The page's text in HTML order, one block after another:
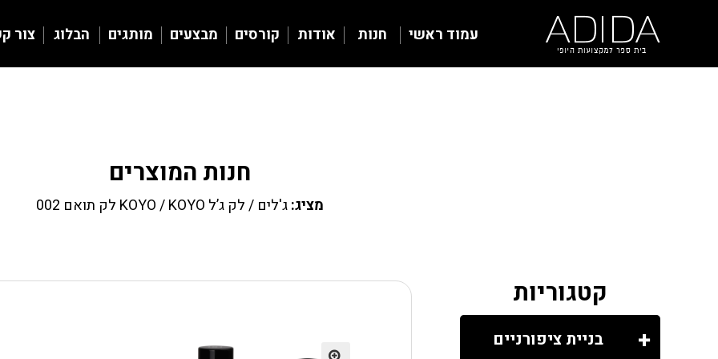
עמוד ראשי חנות אודות קורסים מבצעים מותגים הבלוג צור
חנות המוצרים
מציג: ג'לים /לק ג’ל KOYO / KOYO לק תואם 002
קטגוריות
בניית ציפורניים